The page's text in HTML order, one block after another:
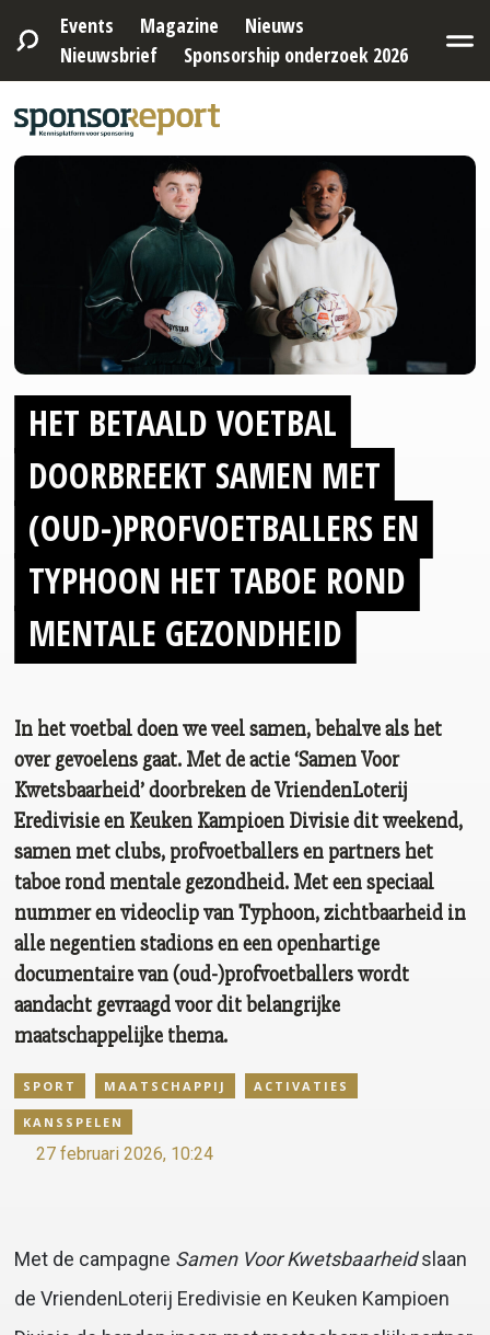
Events Magazine
Nieuws
Nieuwsbrief
Sponsorship onderzoek 2026
SPORT MAATSCHAPPIJ ACTIVATIES
KANSSPELEN
27 februari 2026, 10:24
HET BETAALD VOETBAL
DOORBREEKT SAMEN MET
(OUD-)PROFVOETBALLERS EN
TYPHOON HET TABOE ROND
MENTALE GEZONDHEID
In het voetbal doen we veel samen, behalve als het
over gevoelens gaat. Met de actie ‘Samen Voor
Kwetsbaarheid’ doorbreken de VriendenLoterij
Eredivisie en Keuken Kampioen Divisie dit weekend,
samen met clubs, profvoetballers en partners het
taboe rond mentale gezondheid. Met een speciaal
nummer en videoclip van Typhoon, zichtbaarheid in
alle negentien stadions en een openhartige
documentaire van (oud-)profvoetballers wordt
aandacht gevraagd voor dit belangrijke
maatschappelijke thema.
Met de campagne Samen Voor Kwetsbaarheidslaan
de VriendenLoterij Eredivisie en Keuken Kampioen